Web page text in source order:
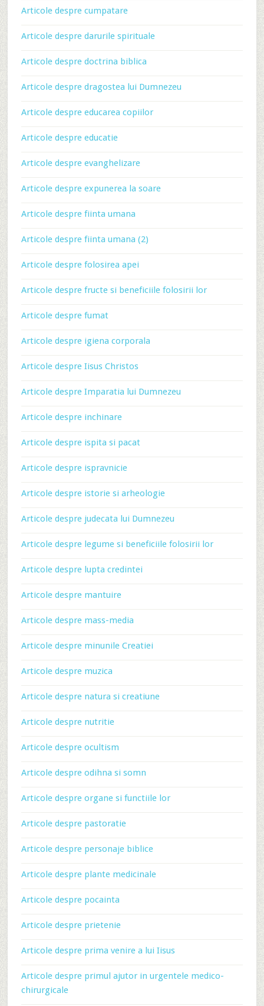
Articole despre cumpatare
Articole despre darurile spirituale
Articole despre doctrina biblica
Articole despre dragostea lui Dumnezeu
Articole despre educarea copiilor
Articole despre educatie
Articole despre evanghelizare
Articole despre expunerea la soare
Articole despre fiinta umana
Articole despre fiinta umana (2)
Articole despre folosirea apei
Articole despre fructe si beneficiile folosirii lor
Articole despre fumat
Articole despre igiena corporala
Articole despre Iisus Christos
Articole despre Imparatia lui Dumnezeu
Articole despre inchinare
Articole despre ispita si pacat
Articole despre ispravnicie
Articole despre istorie si arheologie
Articole despre judecata lui Dumnezeu
Articole despre legume si beneficiile folosirii lor
Articole despre lupta credintei
Articole despre mantuire
Articole despre mass-media
Articole despre minunile Creatiei
Articole despre muzica
Articole despre natura si creatiune
Articole despre nutritie
Articole despre ocultism
Articole despre odihna si somn
Articole despre organe si functiile lor
Articole despre pastoratie
Articole despre personaje biblice
Articole despre plante medicinale
Articole despre pocainta
Articole despre prietenie
Articole despre prima venire a lui Iisus
Articole despre primul ajutor in urgentele medico-
chirurgicale